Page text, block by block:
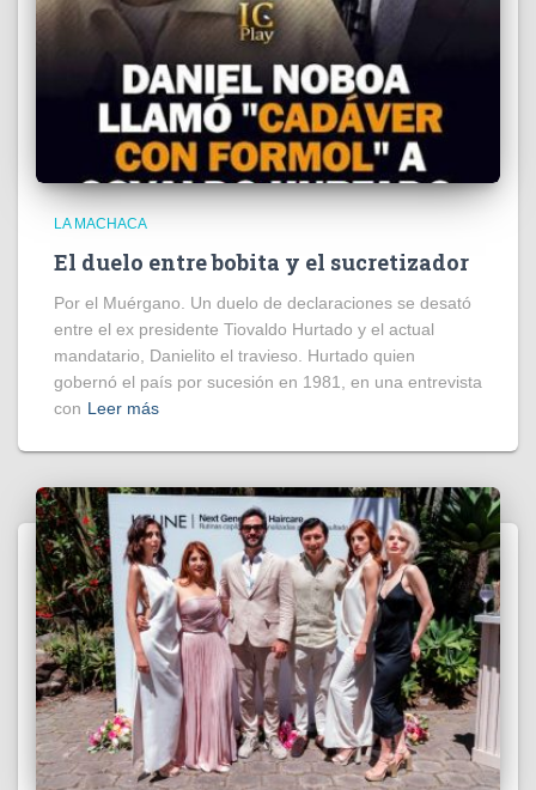
LA MACHACA
El duelo entre bobita y el sucretizador
Por el Muérgano. Un duelo de declaraciones se desató
entre el ex presidente Tiovaldo Hurtado y el actual
mandatario, Danielito el travieso. Hurtado quien
gobernó el país por sucesión en 1981, en una entrevista
con Leer más